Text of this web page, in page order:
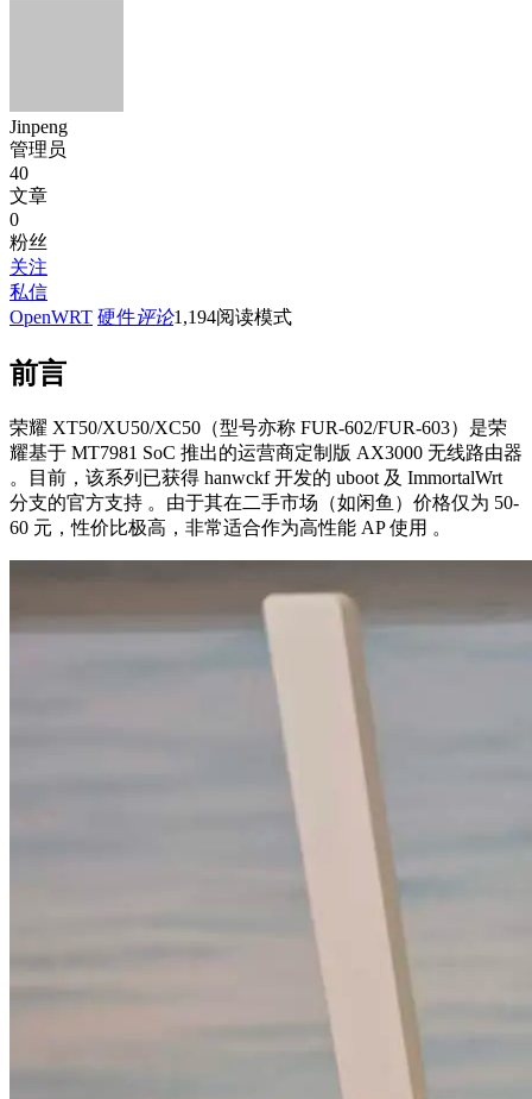
Jinpeng
管理员
40
文章
0
粉丝
关注
私信
OpenWRT 硬件评论1,194阅读模式
前言
荣耀 XT50/XU50/XC50（型号亦称 FUR-602/FUR-603）是荣
耀基于 MT7981 SoC 推出的运营商定制版 AX3000 无线路由器
。目前，该系列已获得 hanwckf 开发的 uboot 及 ImmortalWrt
分支的官方支持 。由于其在二手市场（如闲鱼）价格仅为 50-
60 元，性价比极高，非常适合作为高性能 AP 使用 。